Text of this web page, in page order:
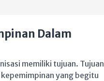
Dalam
memiliki tujuan. Tujuan
yang begitu